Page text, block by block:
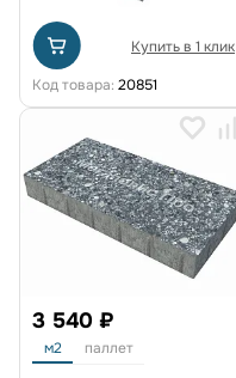
Купить в 1 клик
Код товара: 20851
3 540 ₽
м2 паллет